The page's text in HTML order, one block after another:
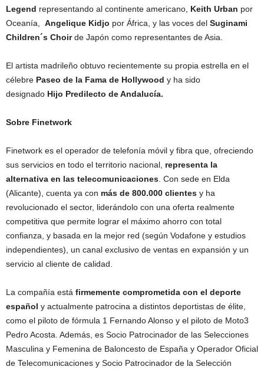
Legend representando al continente americano, Keith Urban por
Oceanía, Angelique Kidjo por África, y las voces del Suginami
Children´s Choirde Japón como representantes de Asia.
El artista madrileño obtuvo recientemente su propia estrella en el
célebre Paseo de la Fama de Hollywood y ha sido
designado Hijo Predilecto de Andalucía.
Sobre Finetwork
Finetwork es el operador de telefonía móvil y fibra que, ofreciendo
sus servicios en todo el territorio nacional, representa la
alternativa en las telecomunicaciones . Con sede en Elda
(Alicante), cuenta ya con más de 800.000 clientes y ha
revolucionado el sector, liderándolo con una oferta realmente
competitiva que permite lograr el máximo ahorro con total
confianza, y basada en la mejor red (según Vodafone y estudios
independientes), un canal exclusivo de ventas en expansión y un
servicio al cliente de calidad.
La compañía está firmemente comprometida con el deporte
español y actualmente patrocina a distintos deportistas de élite,
como el piloto de fórmula 1 Fernando Alonso y el piloto de Moto3
Pedro Acosta. Además, es Socio Patrocinador de las Selecciones
Masculina y Femenina de Baloncesto de España y Operador Oficial
de Telecomunicaciones y Socio Patrocinador de la Selección